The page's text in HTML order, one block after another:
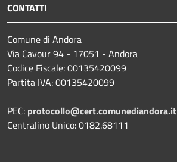
CONTATTI
Comune di Andora
Via Cavour 94 - 17051 - Andora
Codice Fiscale: 00135420099
Partita IVA: 00135420099
PEC: protocollo@cert.comunediandora.it
Centralino Unico: 0182.68111